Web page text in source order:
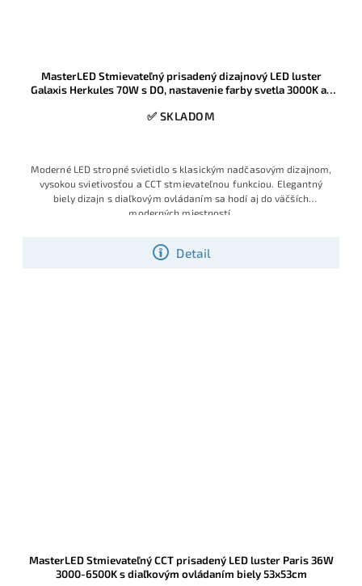
MasterLED Stmievateľný prisadený dizajnový LED luster
Galaxis Herkules 70W s DO, nastavenie farby svetla 3000K až
✅ SKLADOM
Detail
Moderné LED stropné svietidlo s klasickým nadčasovým dizajnom,
vysokou svietivosťou a CCT stmievateľnou funkciou. Elegantný
biely dizajn s diaľkovým ovládaním sa hodí aj do väčších
moderných miestností.
MasterLED Stmievateľný CCT prisadený LED luster Paris 36W
3000-6500K s diaľkovým ovládaním biely 53x53cm